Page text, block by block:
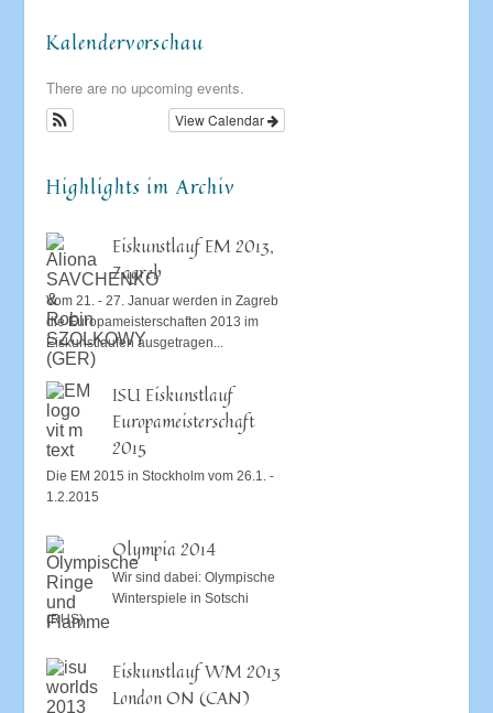
Kalendervorschau
There are no upcoming events.
View Calendar
Highlights im Archiv
Eiskunstlauf EM 2013,
Zagreb
Vom 21. - 27. Januar werden in Zagreb
die Europameisterschaften 2013 im
Eiskunstlaufen ausgetragen...
ISU Eiskunstlauf
Europameisterschaft
2015
Die EM 2015 in Stockholm vom 26.1. -
1.2.2015
Olympia 2014
Wir sind dabei: Olympische
Winterspiele in Sotschi
(RUS)
Eiskunstlauf WM 2013
London ON (CAN)